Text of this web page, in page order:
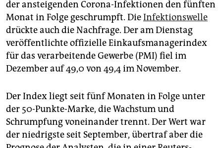
unterstützen
abo
genossenschaft
epaper login
der ansteigenden Corona-Infektionen den fünften
Monat in Folge geschrumpft. DieInfektionswelle
drückte auch die Nachfrage. Der am Dienstag
veröffentlichte offizielle Einkaufsmanagerindex
für das verarbeitende Gewerbe (PMI) fiel im
Dezember auf 49,0 von 49,4 im November.
Der Index liegt seit fünf Monaten in Folge unter
der 50-Punkte-Marke, die Wachstum und
Schrumpfung voneinander trennt. Der Wert war
der niedrigste seit September, übertraf aber die